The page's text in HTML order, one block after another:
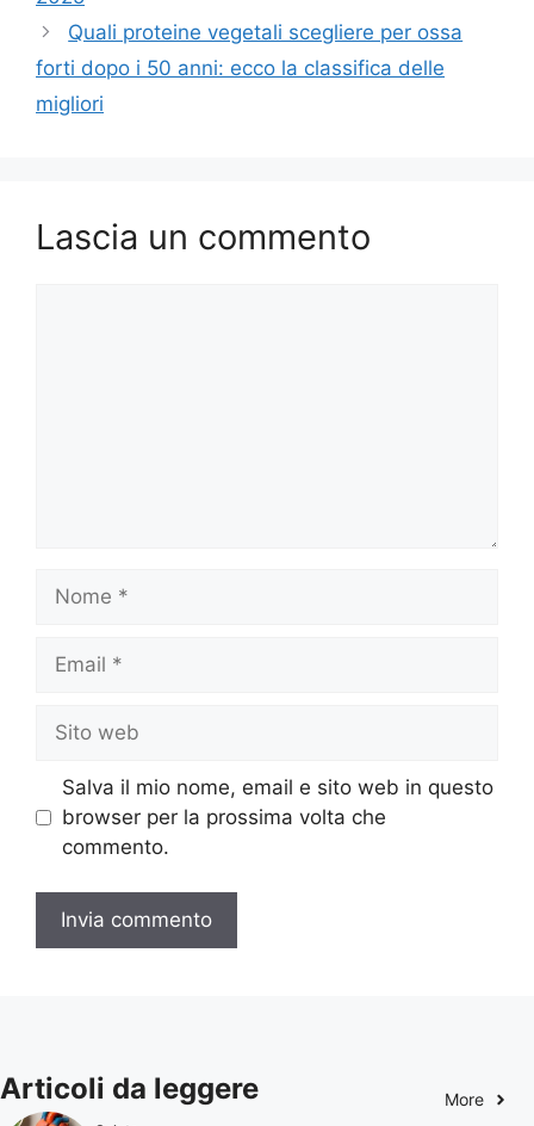
Quali proteine vegetali scegliere per ossa
forti dopo i 50 anni: ecco la classifica delle
migliori
Lascia un commento
web
Salva il mio nome, email e sito web in questo
browser per la prossima volta che
commento.
Articoli da leggere More